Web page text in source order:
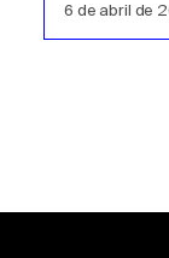
6 de abril de